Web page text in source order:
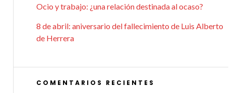
Ocio y trabajo: ¿una relación destinada al ocaso?
8 de abril: aniversario del fallecimiento de Luis Alberto
de Herrera
COMENTARIOS RECIENTES